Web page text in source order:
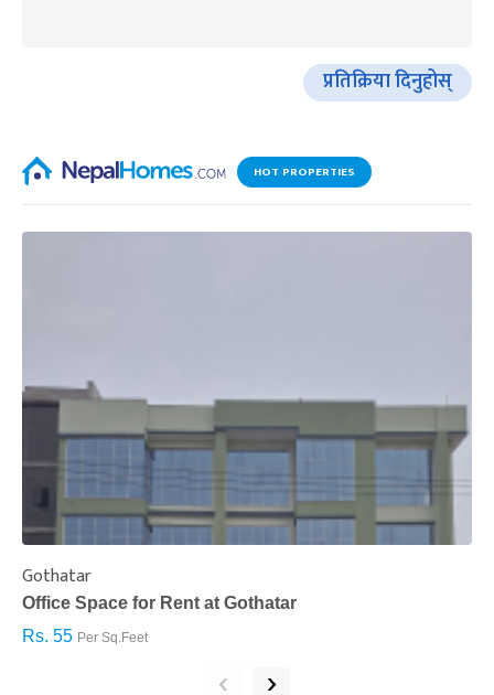
प्रतिक्रिया दिनुहोस्
HOT PROPERTIES
Gothatar
Office Space for Rent at Gothatar
Rs. 55 Per Sq.Feet